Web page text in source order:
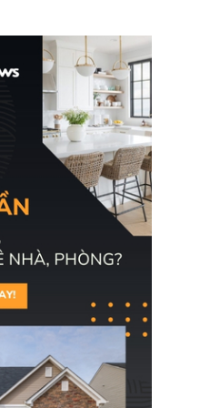
quy chế cư trú hậu
Brexit “do nhầm lẫn”.
Động thái này làm dấy
lên lo ngại về việc thực
thi Thỏa thuận Rút khỏi
Liên minh châu Âu
(Withdrawal
Agreement).